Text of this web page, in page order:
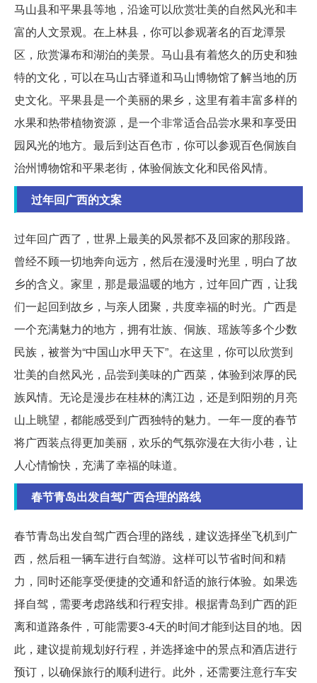
马山县和平果县等地，沿途可以欣赏壮美的自然风光和丰
富的人文景观。在上林县，你可以参观著名的百龙潭景
区，欣赏瀑布和湖泊的美景。马山县有着悠久的历史和独
特的文化，可以在马山古驿道和马山博物馆了解当地的历
史文化。平果县是一个美丽的果乡，这里有着丰富多样的
水果和热带植物资源，是一个非常适合品尝水果和享受田
园风光的地方。最后到达百色市，你可以参观百色侗族自
治州博物馆和平果老街，体验侗族文化和民俗风情。
过年回广西的文案
过年回广西了，世界上最美的风景都不及回家的那段路。
曾经不顾一切地奔向远方，然后在漫漫时光里，明白了故
乡的含义。家里，那是最温暖的地方，过年回广西，让我
们一起回到故乡，与亲人团聚，共度幸福的时光。广西是
一个充满魅力的地方，拥有壮族、侗族、瑶族等多个少数
民族，被誉为“中国山水甲天下”。在这里，你可以欣赏到
壮美的自然风光，品尝到美味的广西菜，体验到浓厚的民
族风情。无论是漫步在桂林的漓江边，还是到阳朔的月亮
山上眺望，都能感受到广西独特的魅力。一年一度的春节
将广西装点得更加美丽，欢乐的气氛弥漫在大街小巷，让
人心情愉快，充满了幸福的味道。
春节青岛出发自驾广西合理的路线
春节青岛出发自驾广西合理的路线，建议选择坐飞机到广
西，然后租一辆车进行自驾游。这样可以节省时间和精
力，同时还能享受便捷的交通和舒适的旅行体验。如果选
择自驾，需要考虑路线和行程安排。根据青岛到广西的距
离和道路条件，可能需要3-4天的时间才能到达目的地。因
此，建议提前规划好行程，并选择途中的景点和酒店进行
预订，以确保旅行的顺利进行。此外，还需要注意行车安